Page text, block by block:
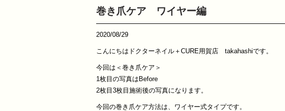
巻き爪ケア ワイヤー編
2020/08/29
こんにちはドクターネイル＋CURE用賀店 takahashiです。
今回は＜巻き爪ケア＞
1枚目の写真はBefore
2枚目3枚目施術後の写真になります。
今回の巻き爪ケア方法は、ワイヤー式タイプです。